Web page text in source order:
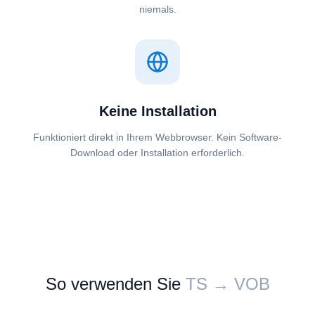
niemals.
Keine Installation
Funktioniert direkt in Ihrem Webbrowser. Kein Software-
Download oder Installation erforderlich.
So verwenden Sie ⁦⁦TS⁩⁩ → ⁦⁦VOB⁩⁩